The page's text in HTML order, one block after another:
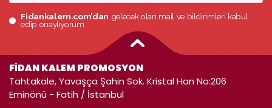
Fidankalem.com’dangelecek olan mail ve bildirimleri kabul
edip onaylıyorum
FİDAN KALEM PROMOSYON
Tahtakale, Yavaşça Şahin Sok. Kristal Han No:206
Eminönü - Fatih / İstanbul